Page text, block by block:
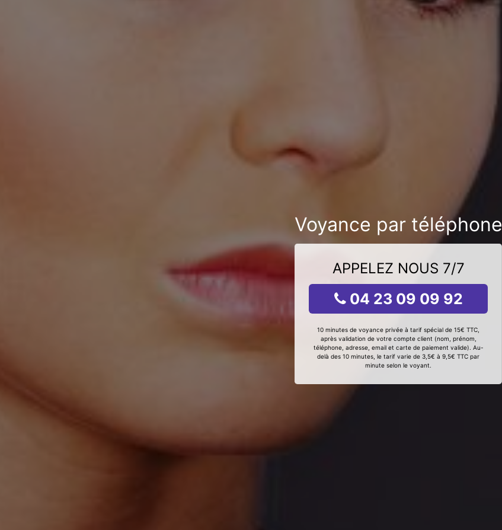
Voyance par téléphone
APPELEZ NOUS 7/7
04 23 09 09 92
10 minutes de voyance privée à tarif spécial de 15€ TTC,
après validation de votre compte client (nom, prénom,
téléphone, adresse, email et carte de paiement valide). Au-
delà des 10 minutes, le tarif varie de 3,5€ à 9,5€ TTC par
minute selon le voyant.